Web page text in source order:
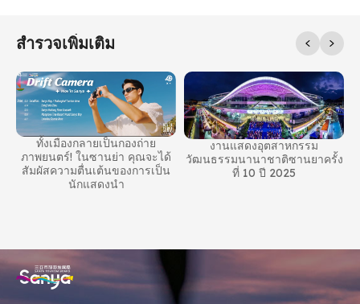
สํารวจเพิ่มเติม
ทั้งเมืองกลายเป็นกองถ่าย
ภาพยนตร์! ในซานย่า คุณจะได้
สัมผัสความตื่นเต้นของการเป็น
นักแสดงนํา
งานแสดงอุตสาหกรรม
วัฒนธรรมนานาชาติซานยาครั้ง
ที่ 10 ปี 2025